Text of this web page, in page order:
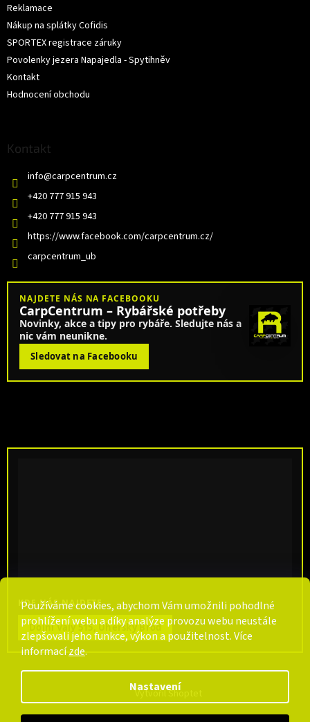
Používáme cookies, abychom Vám umožnili pohodlné
prohlížení webu a díky analýze provozu webu neustále
zlepšovali jeho funkce, výkon a použitelnost. Více
informacízde.
Nastavení
Reklamace
Nákup na splátky Cofidis
SPORTEX registrace záruky
Povolenky jezera Napajedla - Spytihněv
Kontakt
Hodnocení obchodu
Kontakt
info@carpcentrum.cz
+420 777 915 943
+420 777 915 943
https://www.facebook.com/carpcentrum.cz/
carpcentrum_ub
NAJDETE NÁS NA FACEBOOKU
CarpCentrum – Rybářské potřeby
Novinky, akce a tipy pro rybáře. Sledujte nás a
nic vám neunikne.
Sledovat na Facebooku
KDE NÁS NAJDETE
Dolní Valy 515, Uherský Brod
Vytvořil Shoptet